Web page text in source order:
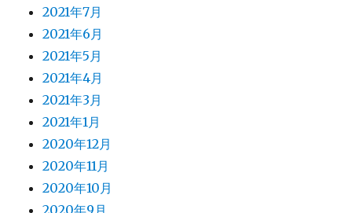
2021年7月
2021年6月
2021年5月
2021年4月
2021年3月
2021年1月
2020年12月
2020年11月
2020年10月